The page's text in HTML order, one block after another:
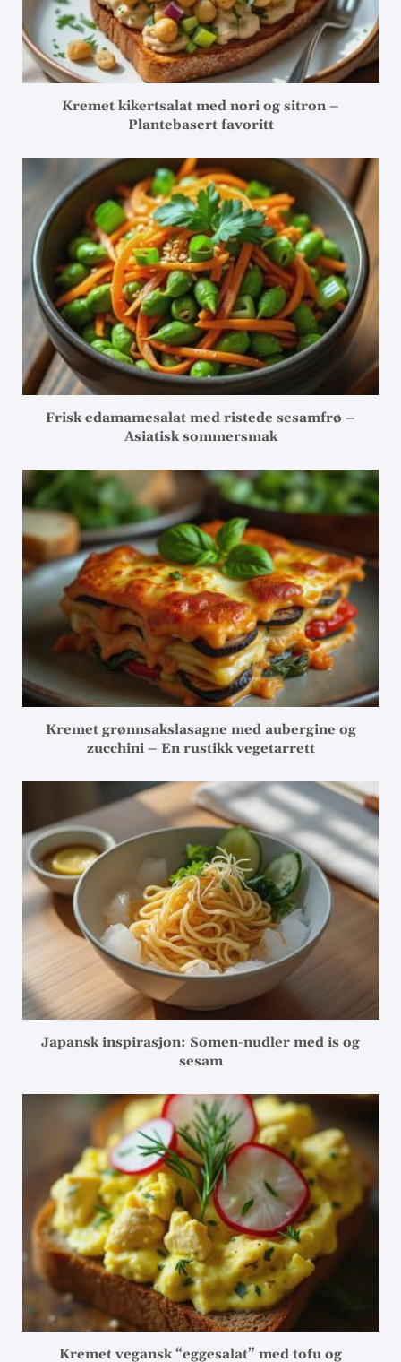
Kremet kikertsalat med nori og sitron –
Plantebasert favoritt
Frisk edamamesalat med ristede sesamfrø –
Asiatisk sommersmak
Kremet grønnsakslasagne med aubergine og
zucchini – En rustikk vegetarrett
Japansk inspirasjon: Somen-nudler med is og
sesam
Kremet vegansk “eggesalat” med tofu og